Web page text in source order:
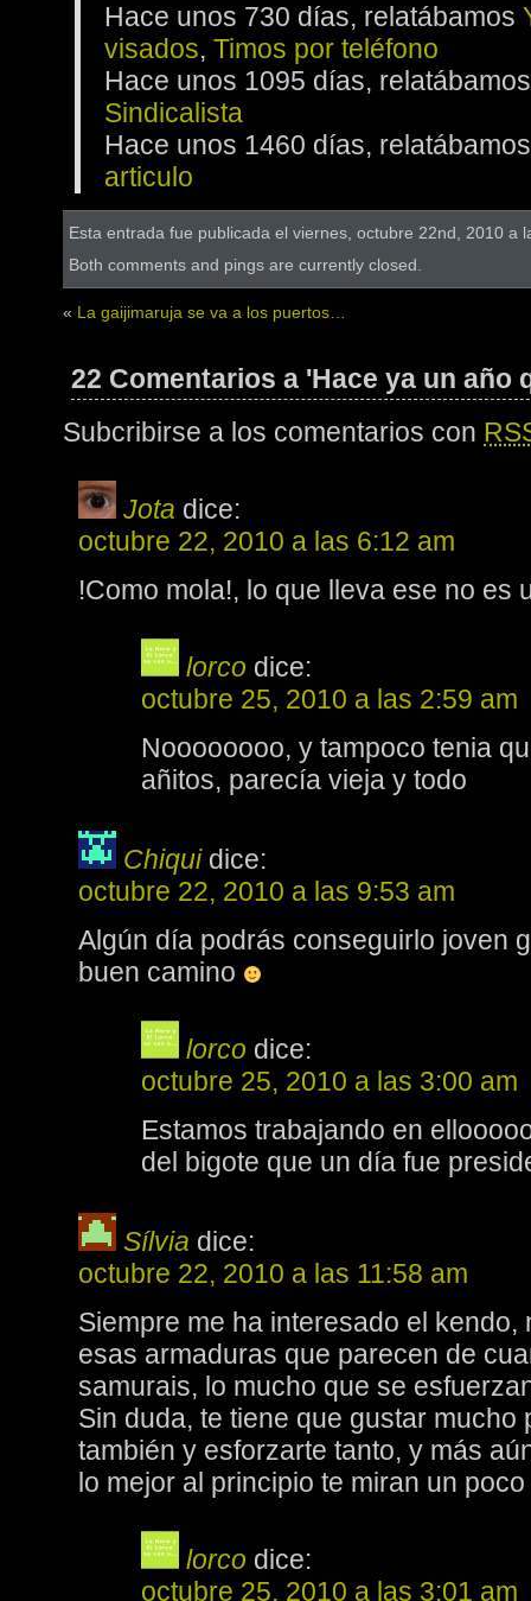
Hace unos 730 días, relatábamos
visados, Timos por teléfono
Hace unos 1095 días,
Sindicalista
Hace unos 1460 días,
articulo
Esta entrada fue publicada el viernes, octubre 22nd, 2010 a
Both comments and pings are currently closed.
« La gaijimaruja se va a los puertos…
22 Comentarios a 'Hace ya un año
Subcribirse a los comentarios con
Jota dice:
octubre 22, 2010 a las 6:12 am
!Como mola!, lo que lleva ese no es
lorco dice:
octubre 25, 2010 a las 2:59 am
Noooooooo, y tampoco tenia
añitos, parecía vieja y todo
Chiqui dice:
octubre 22, 2010 a las 9:53 am
Algún día podrás conseguirlo joven
buen camino
lorco dice:
octubre 25, 2010 a las 3:00 am
Estamos trabajando en
del bigote que un día fue
Sílvia dice:
octubre 22, 2010 a las 11:58 am
Siempre me ha interesado el kendo,
esas armaduras que parecen de
samurais, lo mucho que se
Sin duda, te tiene que gustar mucho
también y esforzarte tanto, y más
lo mejor al principio te miran un
lorco dice:
octubre 25, 2010 a las 3:01 am